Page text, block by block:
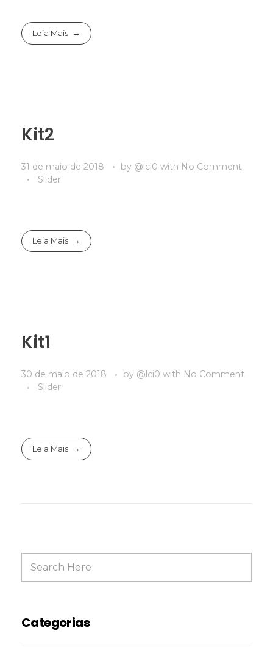
Leia Mais
Kit2
31 de maio de 2018 by @lci0 with No Comment
Slider
Leia Mais
Kit1
30 de maio de 2018 by @lci0 with No Comment
Slider
Leia Mais
Categorias